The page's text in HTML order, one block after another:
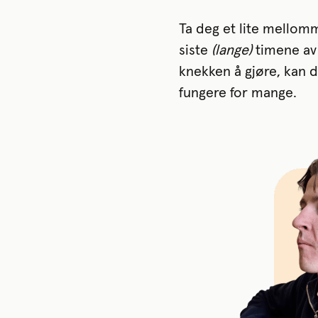
Ta deg et lite
siste (lange)timene av
knekken å gjøre, kan
fungere for mange.